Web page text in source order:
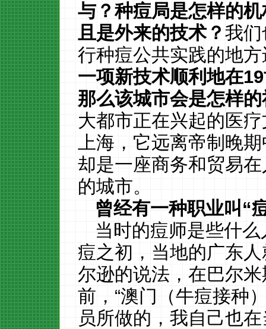
与？种痘局是怎样的
且是外来的技术？我
行种痘公共实践的地
一项新技术顺利地在19
那么该城市会是怎样
大都市正在兴起的医
上海，它远离帝制晚
却是一座商务和贸易
的城市。
曾经有一种职业叫“
当时的痘师是些什
痘之初，当地的广东
尔逊的说法，在巴尔
前，“澳门（牛痘接种
员所做的，我自己也